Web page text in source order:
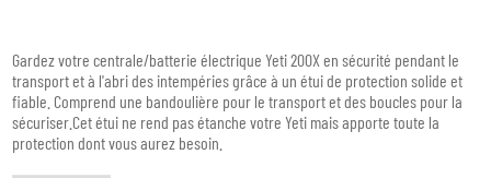
Gardez votre centrale/batterie électrique Yeti 200X en sécurité pendant le
transport et à l'abri des intempéries grâce à un étui de protection solide et
fiable. Comprend une bandoulière pour le transport et des boucles pour la
sécuriser.Cet étui ne rend pas étanche votre Yeti mais apporte toute la
protection dont vous aurez besoin.